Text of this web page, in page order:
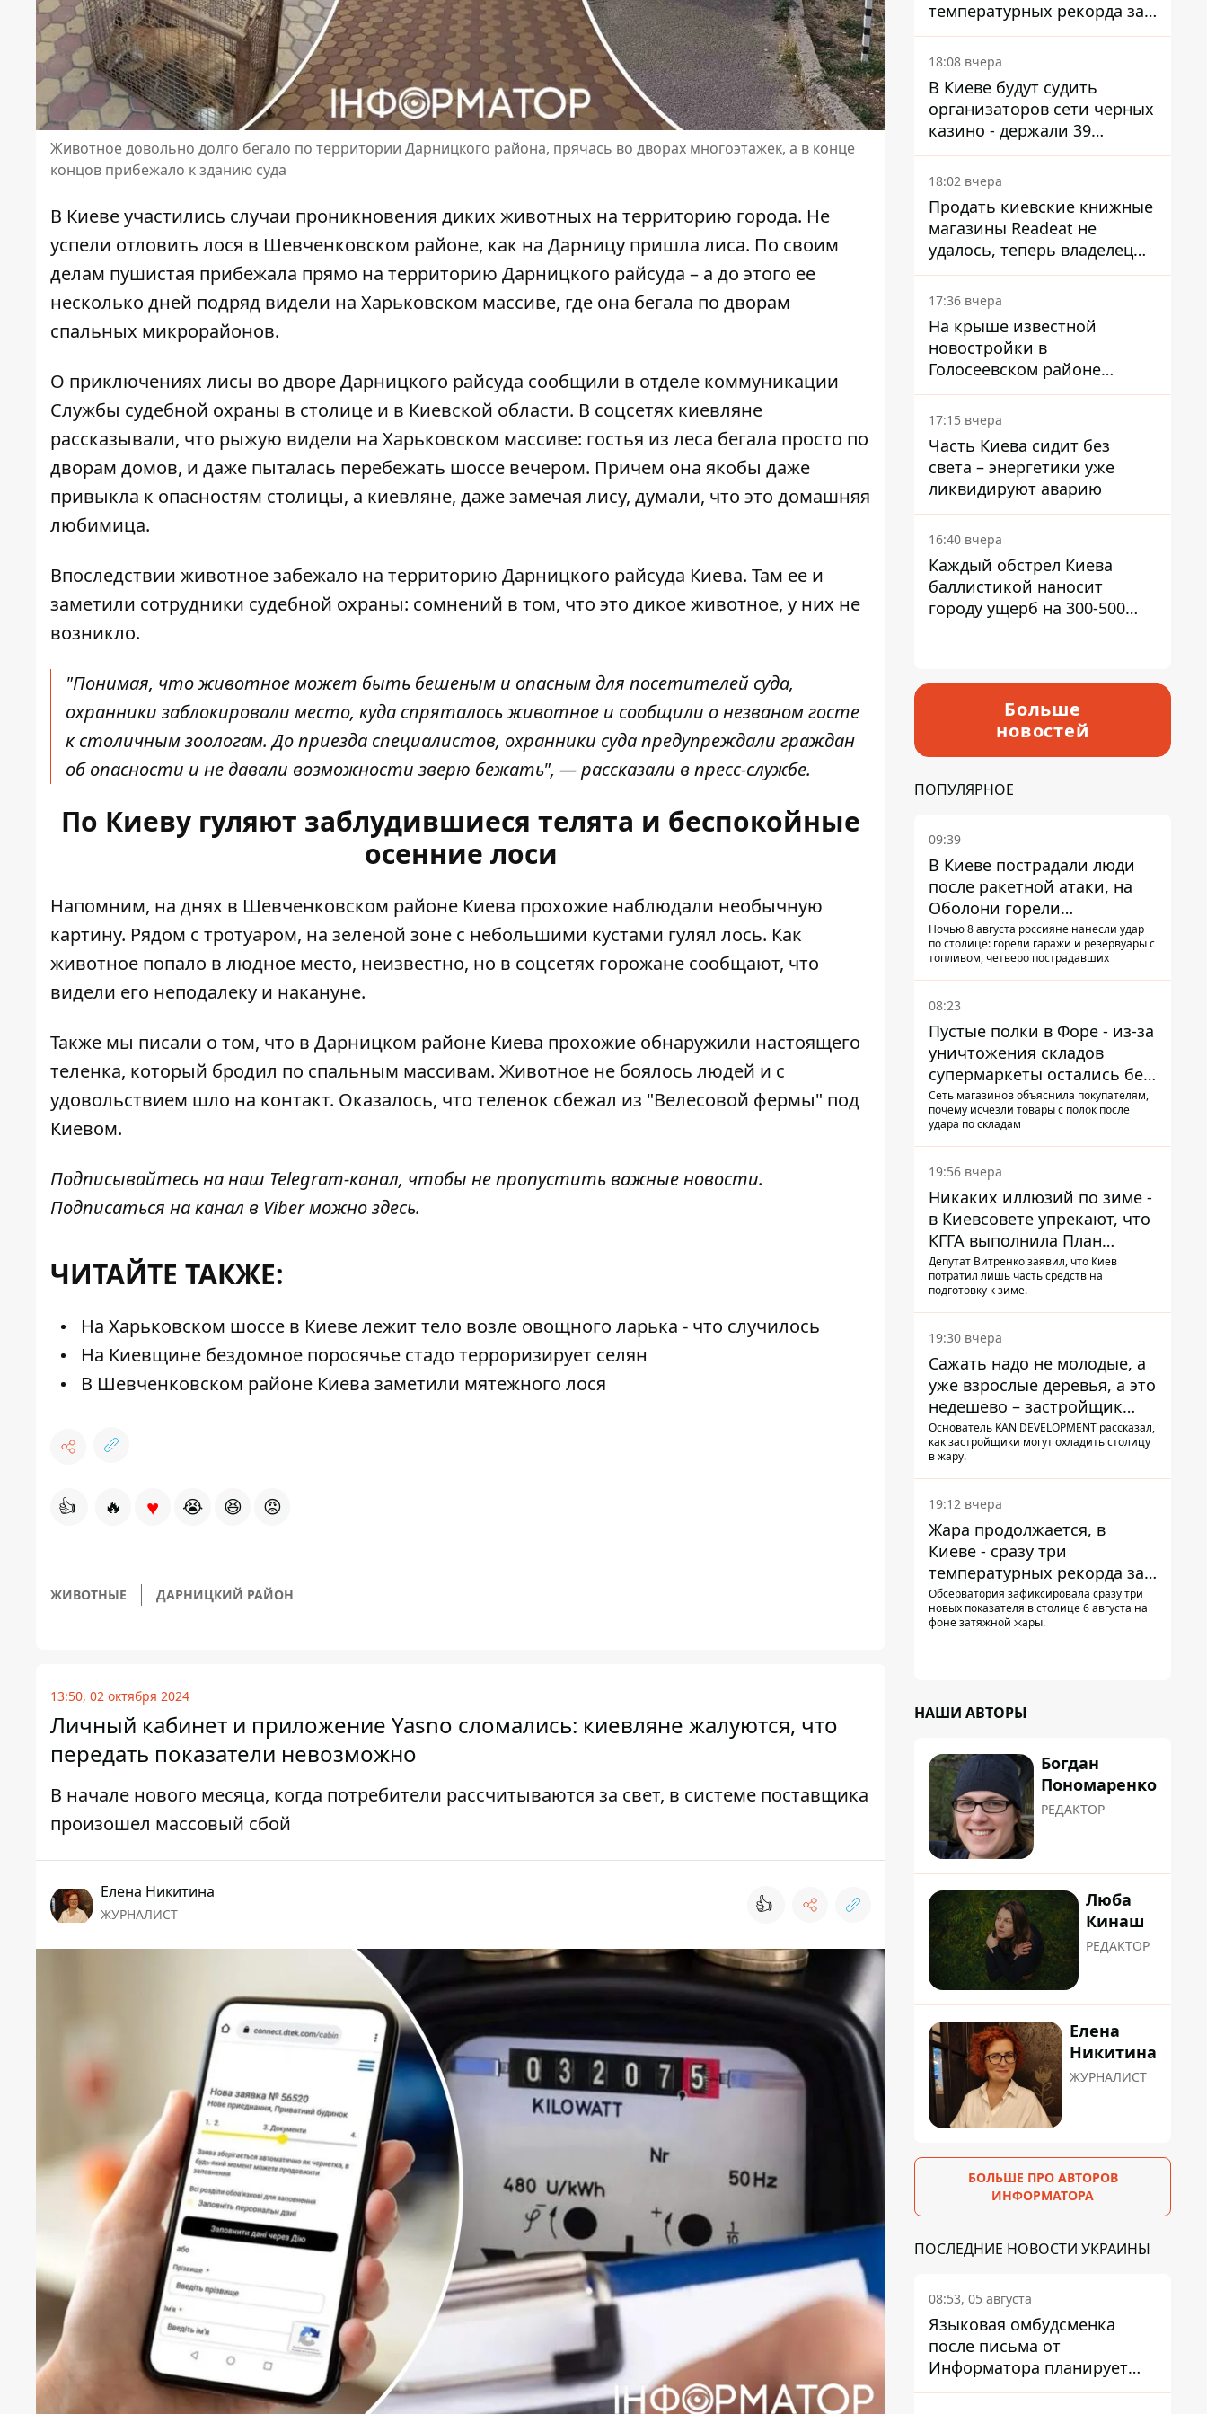
Животное довольно долго бегало по территории Дарницкого района, прячась во дворах многоэтажек, а в конце
концов прибежало к зданию суда
В Киеве участились случаи проникновения диких животных на территорию города. Не
успели отловить лося в Шевченковском районе, как на Дарницу пришла лиса. По своим
делам пушистая прибежала прямо на территорию Дарницкого райсуда – а до этого ее
несколько дней подряд видели на Харьковском массиве, где она бегала по дворам
спальных микрорайонов.
О приключениях лисы во дворе Дарницкого райсуда сообщили в отделе коммуникации
Службы судебной охраны в столице и в Киевской области. В соцсетях киевляне
рассказывали, что рыжую видели на Харьковском массиве: гостья из леса бегала просто по
дворам домов, и даже пыталась перебежать шоссе вечером. Причем она якобы даже
привыкла к опасностям столицы, а киевляне, даже замечая лису, думали, что это домашняя
любимица.
Впоследствии животное забежало на территорию Дарницкого райсуда Киева. Там ее и
заметили сотрудники судебной охраны: сомнений в том, что это дикое животное, у них не
возникло.
"Понимая, что животное может быть бешеным и опасным для посетителей суда,
охранники заблокировали место, куда спряталось животное и сообщили о незваном госте
к столичным зоологам. До приезда специалистов, охранники суда предупреждали граждан
об опасности и не давали возможности зверю бежать", — рассказали в пресс-службе.
По Киеву гуляют заблудившиеся телята и беспокойные
осенние лоси
Напомним, на днях в Шевченковском районе Киева прохожие наблюдали необычную
картину. Рядом с тротуаром, на зеленой зоне с небольшими кустами гулял лось. Как
животное попало в людное место, неизвестно, но в соцсетях горожане сообщают, что
видели его неподалеку и накануне.
Также мы писали о том, что в Дарницком районе Киева прохожие обнаружили настоящего
теленка, который бродил по спальным массивам. Животное не боялось людей и с
удовольствием шло на контакт. Оказалось, что теленок сбежал из "Велесовой фермы" под
Киевом.
Подписывайтесь на наш Telegram-канал, чтобы не пропустить важные новости.
Подписаться на канал в Viber можноздесь.
ЧИТАЙТЕ ТАКЖЕ:
На Харьковском шоссе в Киеве лежит тело возле овощного ларька - что случилось
На Киевщине бездомное поросячье стадо терроризирует селян
В Шевченковском районе Киева заметили мятежного лося
👍 🔥 ♥ 😭 😆 😡
ЖИВОТНЫЕ ДАРНИЦКИЙ РАЙОН
13:50, 02 октября 2024
Личный кабинет и приложение Yasno сломались: киевляне жалуются, что
передать показатели невозможно
В начале нового месяца, когда потребители рассчитываются за свет, в системе поставщика
произошел массовый сбой
Елена Никитина
ЖУРНАЛИСТ 👍
температурных рекорда за
день
18:08 вчера
В Киеве будут судить
организаторов сети черных
казино - держали 39
заведений
18:02 вчера
Продать киевские книжные
магазины Readeat не
удалось, теперь владелец
их просто закроет
17:36 вчера
На крыше известной
новостройки в
Голосеевском районе
разбивают парк площадью
в гектар
17:15 вчера
Часть Киева сидит без
света – энергетики уже
ликвидируют аварию
16:40 вчера
Каждый обстрел Киева
баллистикой наносит
городу ущерб на 300-500
Больше
новостей
ПОПУЛЯРНОЕ
09:39
В Киеве пострадали люди
после ракетной атаки, на
Оболони горели
резервуары с топливом
Ночью 8 августа россияне нанесли удар
по столице: горели гаражи и резервуары с
топливом, четверо пострадавших
08:23
Пустые полки в Форе - из-за
уничтожения складов
супермаркеты остались без
ассортимента
Сеть магазинов объяснила покупателям,
почему исчезли товары с полок после
удара по складам
19:56 вчера
Никаких иллюзий по зиме -
в Киевсовете упрекают, что
КГГА выполнила План
устойчивости на 20%
Депутат Витренко заявил, что Киев
потратил лишь часть средств на
подготовку к зиме.
19:30 вчера
Сажать надо не молодые, а
уже взрослые деревья, а это
недешево – застройщик
Никонов
Основатель KAN DEVELOPMENT рассказал,
как застройщики могут охладить столицу
в жару.
19:12 вчера
Жара продолжается, в
Киеве - сразу три
температурных рекорда за
день
Обсерватория зафиксировала сразу три
новых показателя в столице 6 августа на
фоне затяжной жары.
НАШИ АВТОРЫ
Богдан
Пономаренко
РЕДАКТОР
Люба
Кинаш
РЕДАКТОР
Елена
Никитина
ЖУРНАЛИСТ
БОЛЬШЕ ПРО АВТОРОВ
ИНФОРМАТОРА
ПОСЛЕДНИЕ НОВОСТИ УКРАИНЫ
08:53, 05 августа
Языковая омбудсменка
после письма от
Информатора планирует
наказать компанию-